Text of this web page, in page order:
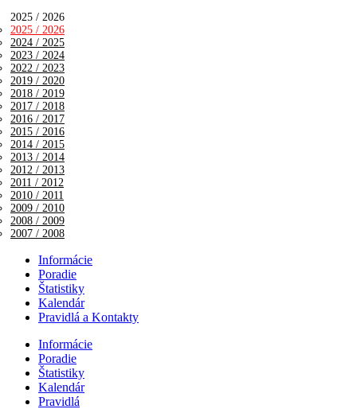
2025 / 2026
2025 / 2026
2024 / 2025
2023 / 2024
2022 / 2023
2019 / 2020
2018 / 2019
2017 / 2018
2016 / 2017
2015 / 2016
2014 / 2015
2013 / 2014
2012 / 2013
2011 / 2012
2010 / 2011
2009 / 2010
2008 / 2009
2007 / 2008
Informácie
Poradie
Štatistiky
Kalendár
Pravidlá a Kontakty
Informácie
Poradie
Štatistiky
Kalendár
Pravidlá